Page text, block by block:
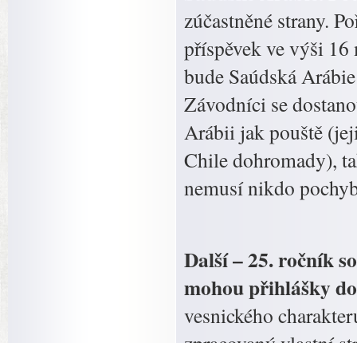
zúčastněné strany.
příspěvek ve výši
bude Saúdská
Závodníci se
Arábii jak pouště
Chile dohromady),
nemusí nikdo
Další – 25. ročník
mohou přihlášky do
vesnického